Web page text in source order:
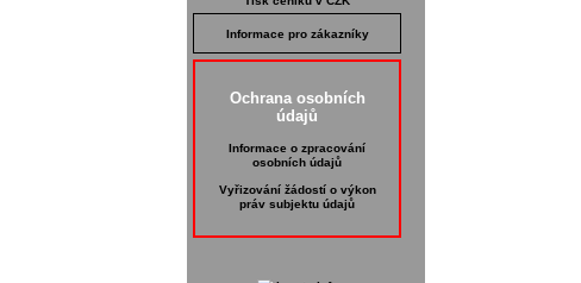
Informace pro zákazníky
Ochrana osobních
údajů
Informace o zpracování
osobních údajů
Vyřizování žádostí o výkon
práv subjektu údajů